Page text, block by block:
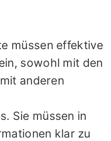
müssen effektive
sowohl mit den
anderen
Sie müssen in
klar zu